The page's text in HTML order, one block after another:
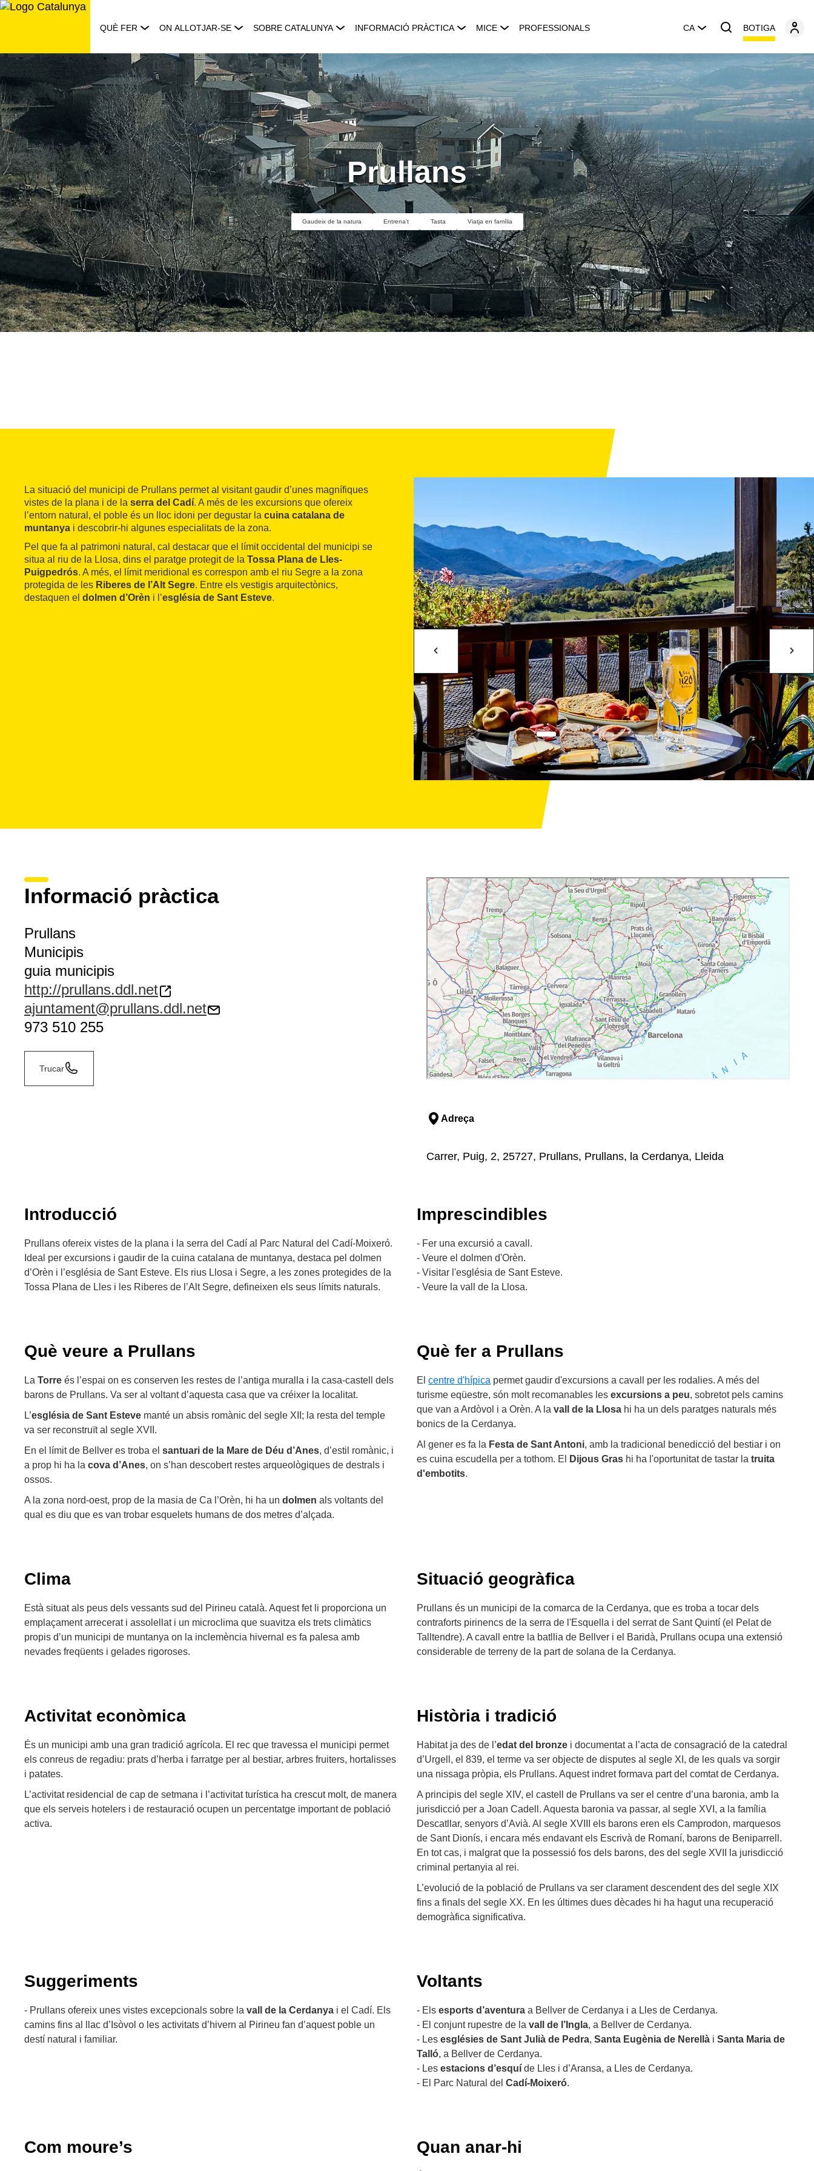
Saltar
QUÈ FER ON ALLOTJAR-SE SOBRE CATALUNYA INFORMACIÓ PRÀCTICA MICE PROFESSIONALS CA BOTIGA
Prullans
Gaudeix de la natura Entrena't Tasta Viatja en família
La situació del municipi de Prullans permet al visitant gaudir d’unes magnífiques
vistes de la plana i de la serra del Cadí. A més de les excursions que ofereix
l’entorn natural, el poble és un lloc idoni per degustar la cuina catalana de
muntanya i descobrir-hi algunes especialitats de la zona.
Pel que fa al patrimoni natural, cal destacar que el límit occidental del municipi se
situa al riu de la Llosa, dins el paratge protegit de la Tossa Plana de Lles-
Puigpedrós. A més, el límit meridional es correspon amb el riu Segre a la zona
protegida de les Riberes de l’Alt Segre. Entre els vestigis arquitectònics,
destaquen el dolmen d’Orèn i l’església de Sant Esteve.
Informació pràctica
Prullans
Municipis
guia municipis
http://prullans.ddl.net
ajuntament@prullans.ddl.net
973 510 255
Trucar
Adreça
Carrer, Puig, 2, 25727, Prullans, Prullans, la Cerdanya, Lleida
Introducció
Prullans ofereix vistes de la plana i la serra del Cadí al Parc Natural del Cadí-Moixeró.
Ideal per excursions i gaudir de la cuina catalana de muntanya, destaca pel dolmen
d’Orèn i l’església de Sant Esteve. Els rius Llosa i Segre, a les zones protegides de la
Tossa Plana de Lles i les Riberes de l’Alt Segre, defineixen els seus límits naturals.
Imprescindibles
- Fer una excursió a cavall.
- Veure el dolmen d'Orèn.
- Visitar l'església de Sant Esteve.
- Veure la vall de la Llosa.
Què veure a Prullans
La Torre és l’espai on es conserven les restes de l’antiga muralla i la casa-castell dels
barons de Prullans. Va ser al voltant d’aquesta casa que va créixer la localitat.
L’església de Sant Esteve manté un absis romànic del segle XII; la resta del temple
va ser reconstruït al segle XVII.
En el límit de Bellver es troba el santuari de la Mare de Déu d’Anes, d’estil romànic, i
a prop hi ha la cova d’Anes, on s’han descobert restes arqueològiques de destrals i
ossos.
A la zona nord-oest, prop de la masia de Ca l’Orèn, hi ha un dolmen als voltants del
qual es diu que es van trobar esquelets humans de dos metres d’alçada.
Què fer a Prullans
El centre d'hípica permet gaudir d'excursions a cavall per les rodalies. A més del
turisme eqüestre, són molt recomanables les excursions a peu, sobretot pels camins
que van a Ardòvol i a Orèn. A la vall de la Llosa hi ha un dels paratges naturals més
bonics de la Cerdanya.
Al gener es fa la Festa de Sant Antoni, amb la tradicional benedicció del bestiar i on
es cuina escudella per a tothom. El
Dijous Gras hi ha l'oportunitat de tastar la truita
d'embotits.
Clima
Està situat als peus dels vessants sud del Pirineu català. Aquest fet li proporciona un
emplaçament arrecerat i assolellat i un microclima que suavitza els trets climàtics
propis d’un municipi de muntanya on la inclemència hivernal es fa palesa amb
nevades freqüents i gelades rigoroses.
Situació geogràfica
Prullans és un municipi de la comarca de la Cerdanya, que es troba a tocar dels
contraforts pirinencs de la serra de l'Esquella i del serrat de Sant Quintí (el Pelat de
Talltendre). A cavall entre la batllia de Bellver i el Baridà, Prullans ocupa una extensió
considerable de terreny de la part de solana de la Cerdanya.
Activitat econòmica
És un municipi amb una gran tradició agrícola. El rec que travessa el municipi permet
els conreus de regadiu: prats d’herba i farratge per al bestiar, arbres fruiters, hortalisses
i patates.
L’activitat residencial de cap de setmana i l’activitat turística ha crescut molt, de manera
que els serveis hotelers i de restauració ocupen un percentatge important de població
activa.
Història i tradició
Habitat ja des de l’edat del bronze i documentat a l’acta de consagració de la catedral
d’Urgell, el 839, el terme va ser objecte de disputes al segle XI, de les quals va sorgir
una nissaga pròpia, els Prullans. Aquest indret formava part del comtat de Cerdanya.
A principis del segle XIV, el castell de Prullans va ser el centre d’una baronia, amb la
jurisdicció per a Joan Cadell. Aquesta baronia va passar, al segle XVI, a la família
Descatllar, senyors d’Avià. Al segle XVIII els barons eren els Camprodon, marquesos
de Sant Dionís, i encara més endavant els Escrivà de Romaní, barons de Beniparrell.
En tot cas, i malgrat que la possessió fos dels barons, des del segle XVII la jurisdicció
criminal pertanyia al rei.
L’evolució de la població de Prullans va ser clarament descendent des del segle XIX
fins a finals del segle XX. En les últimes dues dècades hi ha hagut una recuperació
demogràfica significativa.
Suggeriments
- Prullans ofereix unes vistes excepcionals sobre la vall de la Cerdanya i el Cadí. Els
camins fins al llac d’Isòvol o les activitats d’hivern al Pirineu fan d’aquest poble un
destí natural i familiar.
Voltants
- Els esports d’aventura a Bellver de Cerdanya i a Lles de Cerdanya.
- El conjunt rupestre de la vall de l’Ingla, a Bellver de Cerdanya.
- Les esglésies de Sant Julià de Pedra, Santa Eugènia de Nerellà i Santa Maria de
Talló, a Bellver de Cerdanya.
- Les estacions d’esquí de Lles i d’Aransa, a Lles de Cerdanya.
- El Parc Natural del Cadí-Moixeró.
Com moure’s Quan anar-hi